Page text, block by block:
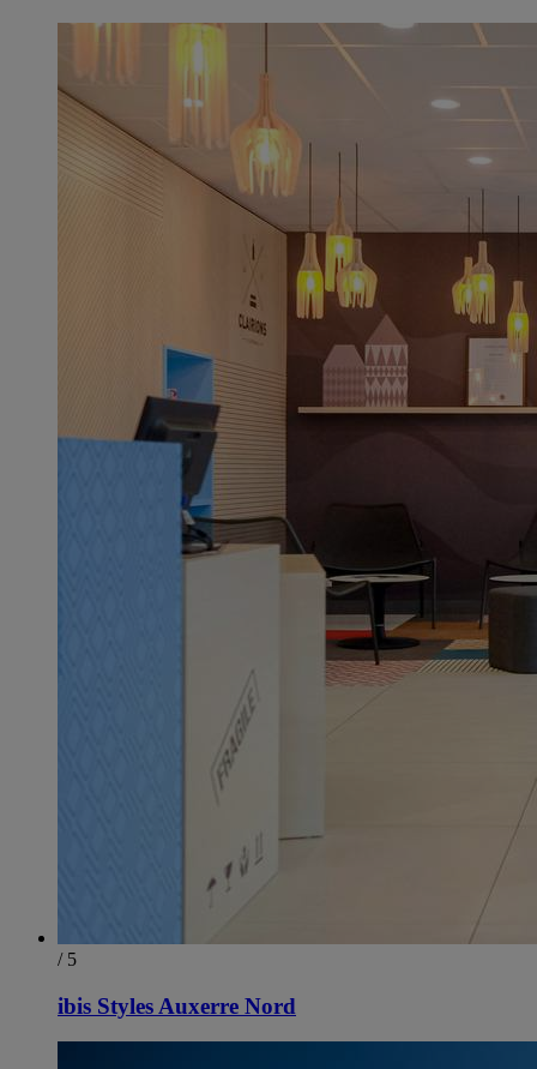
/ 5
ibis Styles Auxerre Nord